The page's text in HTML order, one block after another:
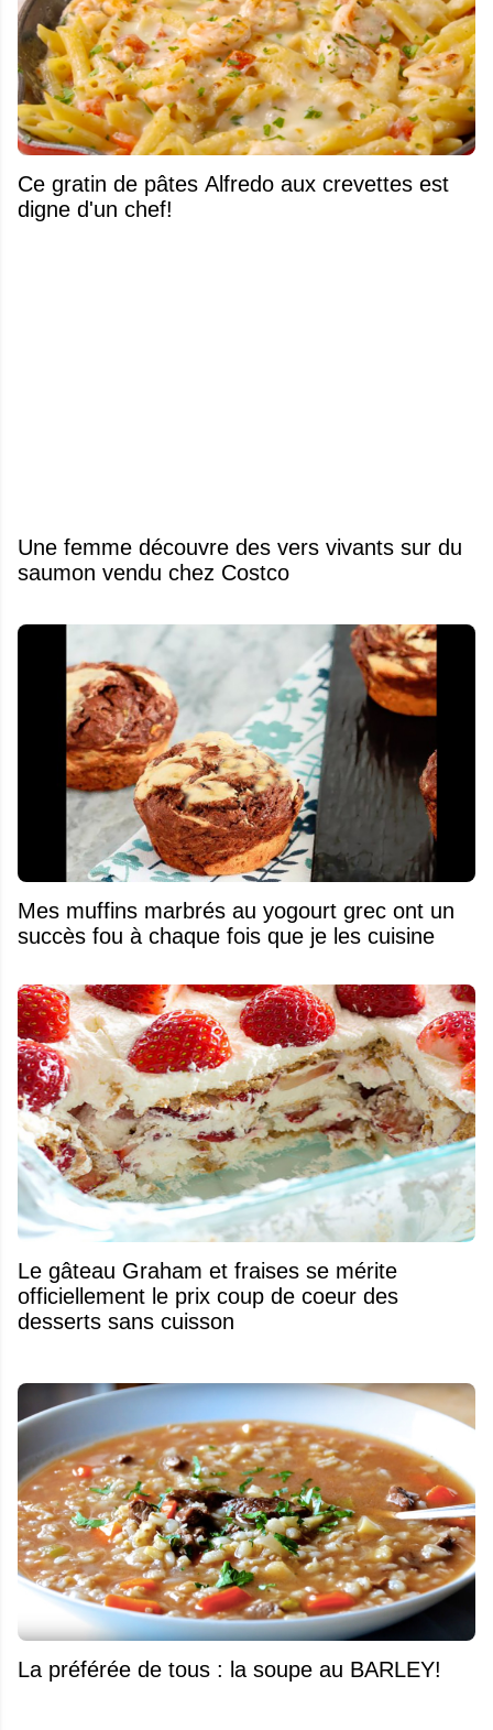
Ce gratin de pâtes Alfredo aux crevettes est
digne d'un chef!
Une femme découvre des vers vivants sur du
saumon vendu chez Costco
Mes muffins marbrés au yogourt grec ont un
succès fou à chaque fois que je les cuisine
Le gâteau Graham et fraises se mérite
officiellement le prix coup de coeur des
desserts sans cuisson
La préférée de tous : la soupe au BARLEY!